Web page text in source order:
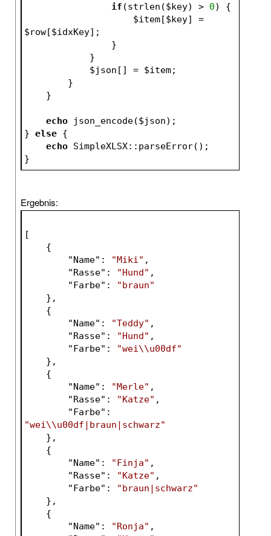
if (strlen($key) > 0) {
$item[$key
$row[$idxKey];
                }
            }
$json [] = $item;
        }
    }
echo json_encode($json);
} else {
echo SimpleXLSX::parseError();
}
Ergebnis:
[
    {
        "
Name": "Miki" ,
        "
Rasse": "Hund" ,
        "
Farbe":
"braun"
},
    {
        "
Name": "Teddy" ,
        "
Rasse": "Hund" ,
        "
Farbe":
"wei\\u00df"
},
    {
        "
Name": "Merle" ,
        "
Rasse": "Katze" ,
        "
Farbe
"wei\\u00df|braun|schwarz"
},
    {
        "
Name": "Finja" ,
        "
Rasse": "Katze" ,
        "
Farbe":
"braun|schwarz"
},
    {
        "
Name": "Ronja" ,